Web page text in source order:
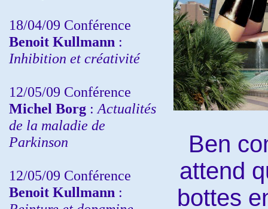
18/04/09 Conférence
Benoit Kullmann :
Inhibition et créativité
12/05/09 Conférence
Michel Borg : Actualités
de la maladie de
Parkinson
12/05/09 Conférence
Benoit Kullmann :
Ben
attend
bottes